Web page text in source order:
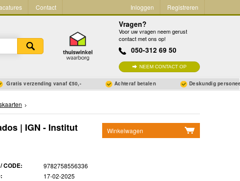
Contact Inloggen Registreren
Vragen?
Voor uw vragen neem gerust
contact met ons op!
050-312 69 50
NEEM CONTACT OP
Gratis verzending vanaf €50,- Achteraf betalen Deskundig
Winkelwagen
| IGN - Institut
CODE: 9782758556336
17-02-2025